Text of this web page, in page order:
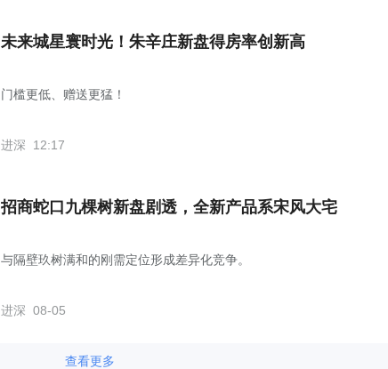
未来城星寰时光！朱辛庄新盘得房率创新高
门槛更低、赠送更猛！
进深 12:17
招商蛇口九棵树新盘剧透，全新产品系宋风大宅
与隔壁玖树满和的刚需定位形成差异化竞争。
进深 08-05
查看更多